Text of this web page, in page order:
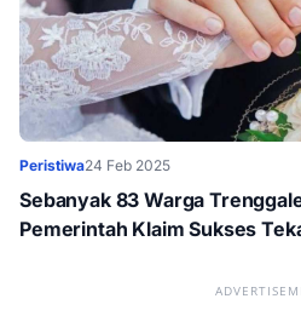
Peristiwa24 Feb 2025
Sebanyak 83 Warga
Pemerintah Klaim Sukses